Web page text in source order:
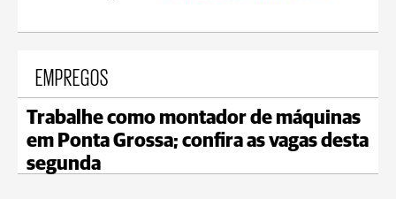
EMPREGOS
Trabalhe como montador de máquinas
em Ponta Grossa; confira as vagas desta
segunda